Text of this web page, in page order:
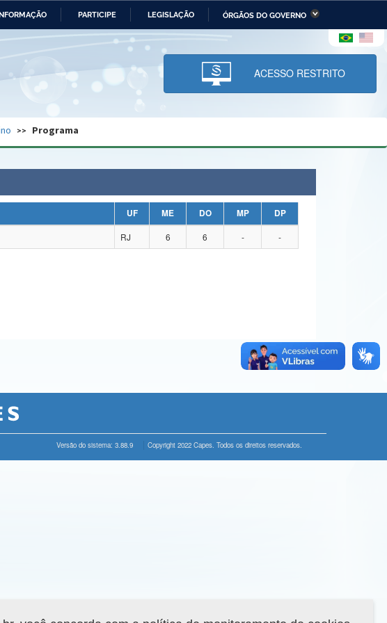
PARTICIPE LEGISLAÇÃO ÓRGÃOS DO GOVERNO
Ministério da Economia Ministério da Infraestrutura
Ministério da Ciência,
Tecnologia, Inovações e
Comunicações
e dos Direitos Humanos
Planalto
ACESSO RESTRITO
Programa
UF ME DO MP
DP
RJ 6 6 - -
Versão do sistema: 3.88.9 Copyright 2022 Capes. Todos os direitos reservados.